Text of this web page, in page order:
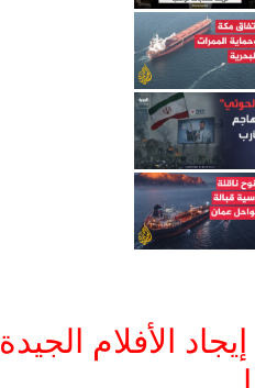
الأفلام الجيدة